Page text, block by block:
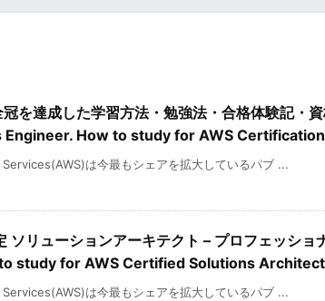
を達成した学習方法・勉強法・合格体験記
How to study for AWS
は今最もシェアを拡大しているパブ ...
ソリューションアーキテクト – プロフェッシ
study for AWS Certified Solutions
は今最もシェアを拡大しているパブ ...